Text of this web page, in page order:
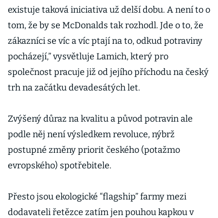
existuje taková iniciativa už delší dobu. A není to o
tom, že by se McDonalds tak rozhodl. Jde o to, že
zákazníci se víc a víc ptají na to, odkud potraviny
pocházejí,” vysvětluje Lamich, který pro
společnost pracuje již od jejího příchodu na český
trh na začátku devadesátých let.
Zvýšený důraz na kvalitu a původ potravin ale
podle něj není výsledkem revoluce, nýbrž
postupné změny priorit českého (potažmo
evropského) spotřebitele.
Přesto jsou ekologické “flagship” farmy mezi
dodavateli řetězce zatím jen pouhou kapkou v